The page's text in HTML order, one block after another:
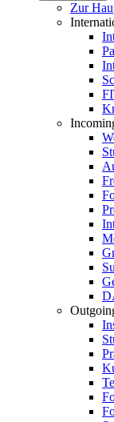
Zur